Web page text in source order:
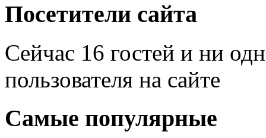
Посетители сайта
Сейчас 16 гостей и ни
пользователя на сайте
Самые популярные